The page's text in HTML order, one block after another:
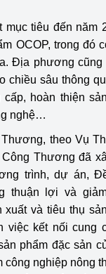
mục tiêu đến năm
OCOP, trong đó
Địa phương
chiều sâu thông
hoàn thiện
nghệ…
theo Vụ
Thương đã
trình, dự án,
thuận lợi và
xuất và tiêu thụ
việc kết nối cung
phẩm đặc sản
công nghiệp nông